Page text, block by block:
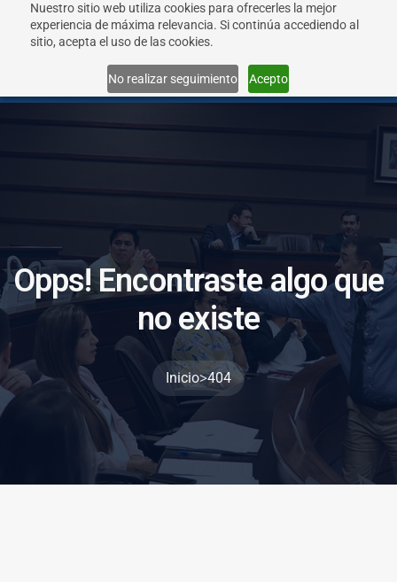
Nuestro sitio web utiliza cookies para ofrecerles la mejor
experiencia de máxima relevancia. Si continúa accediendo al
sitio, acepta el uso de las cookies.
No realizar seguimiento Acepto
Opps!Encontrasteal goque
no existe
Inicio>404